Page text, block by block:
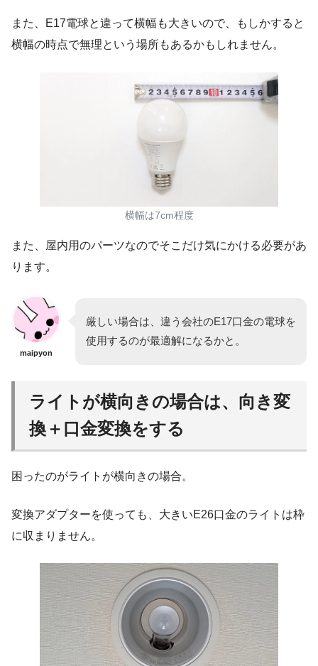
また、E17電球と違って横幅も大きいので、もしかすると
横幅の時点で無理という場所もあるかもしれません。
横幅は7cm程度
また、屋内用のパーツなのでそこだけ気にかける必要があ
ります。
maipyon
厳しい場合は、違う会社のE17口金の電球を
使用するのが最適解になるかと。
ライトが横向きの場合は、向き変
換＋口金変換をする
困ったのがライトが横向きの場合。
変換アダプターを使っても、大きいE26口金のライトは枠
に収まりません。